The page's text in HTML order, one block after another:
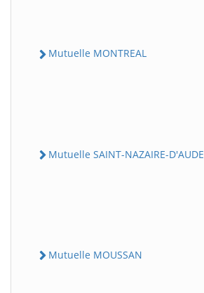
Mutuelle MONTREAL
Mutuelle SAINT-NAZAIRE-D'AUDE
Mutuelle MOUSSAN